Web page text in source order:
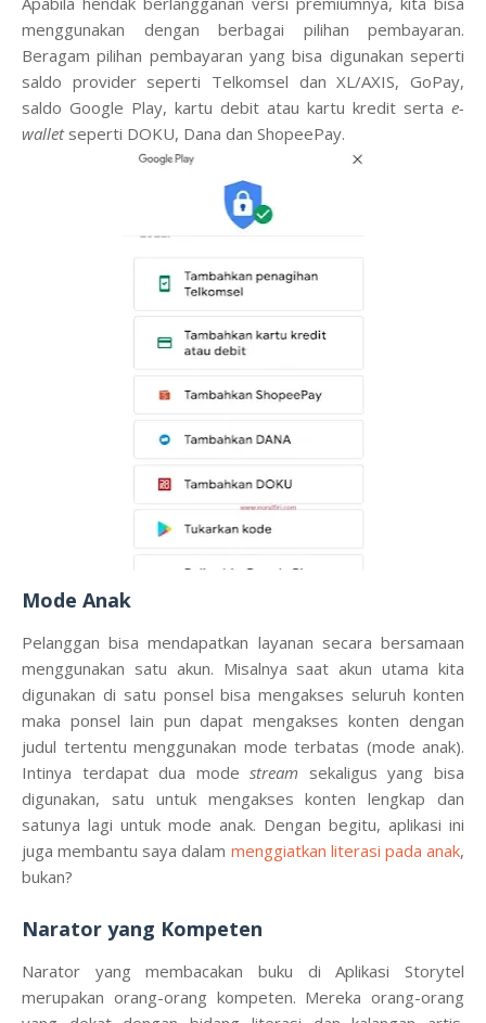
menggunakan dengan berbagai pilihan pembayaran.
Beragam pilihan pembayaran yang bisa digunakan seperti
saldo provider seperti Telkomsel dan XL/AXIS, GoPay,
saldo Google Play, kartu debit atau kartu kredit serta e-
walletseperti DOKU, Dana dan ShopeePay.
Mode Anak
Pelanggan bisa mendapatkan layanan secara bersamaan
menggunakan satu akun. Misalnya saat akun utama kita
digunakan di satu ponsel bisa mengakses seluruh konten
maka ponsel lain pun dapat mengakses konten dengan
judul tertentu menggunakan mode terbatas (mode anak).
Intinya terdapat dua modestream sekaligus yang bisa
digunakan, satu untuk mengakses konten lengkap dan
satunya lagi untuk mode anak. Dengan begitu, aplikasi ini
juga membantu saya dalam menggiatkan literasi pada anak,
bukan?
Narator yang Kompeten
Narator yang membacakan buku di Aplikasi Storytel
merupakan orang-orang kompeten. Mereka orang-orang